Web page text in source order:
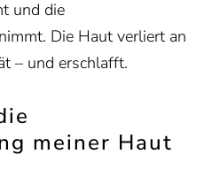
und die
Die Haut verliert an
– und erschlafft.
meiner Haut